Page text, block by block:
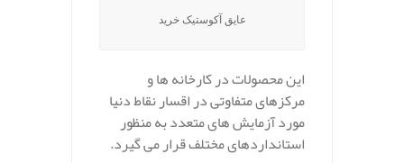
عایق آکوستیک خرید
این محصولات در کارخانه ها و
مرکزهای متفاوتی در اقسار نقاط دنیا
مورد آزمایش های متعدد به منظور
استانداردهای مختلف قرار می گیرد.